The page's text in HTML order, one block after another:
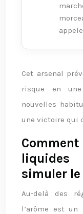
Cet arsenal
risque en
nouvelles
une victoire qui
simuler
Au-delà des
l’arôme est